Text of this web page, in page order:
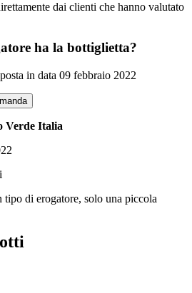
dai clienti che hanno valutato
ha la bottiglietta?
in data 09 febbraio 2022
Verde Italia
tipo di erogatore, solo una piccola